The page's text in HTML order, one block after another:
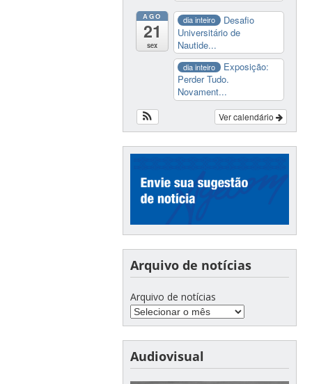
AGO
21
sex
dia inteiro
Desafio
Universitário de
Nautide...
dia inteiro
Exposição:
Perder Tudo.
Novament...
Ver calendário
Arquivo de notícias
Arquivo de notícias
Audiovisual